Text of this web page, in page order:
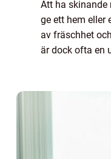
Att ha skinande
ge ett hem eller
av fräschhet
är dock ofta en